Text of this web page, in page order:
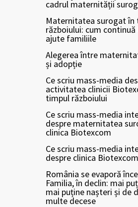
cadrul maternității
Maternitatea surogat în
războiului: cum continuă
ajute familiile
Alegerea între
și adopție
Ce scriu mass-media
activitatea clinicii
timpul războiului
Ce scriu mass-media
despre maternitatea
clinica Biotexcom
Ce scriu mass-media
despre clinica Biotexcom
România se evaporă
Familia, în declin: mai
mai puține nașteri și de
multe decese